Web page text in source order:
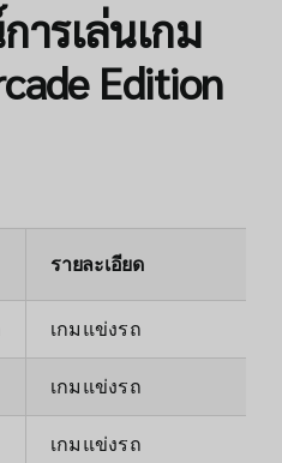
ารเล่นเกม
Edition
รายละเอียด
เกมแข่งรถ
เกมแข่งรถ
เกมแข่งรถ